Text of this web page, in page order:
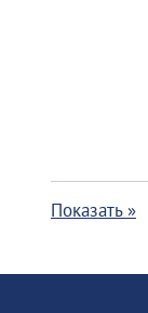
Показать »